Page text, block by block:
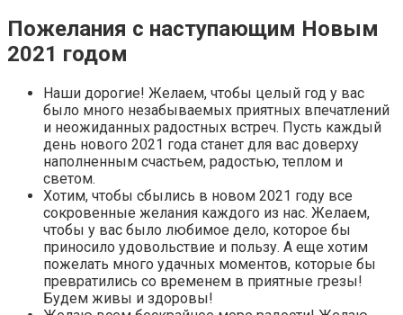
Пожелания с наступающим Новым
2021 годом
Наши дорогие! Желаем, чтобы целый год у вас
было много незабываемых приятных впечатлений
и неожиданных радостных встреч. Пусть каждый
день нового 2021 года станет для вас доверху
наполненным счастьем, радостью, теплом и
светом.
Хотим, чтобы сбылись в новом 2021 году все
сокровенные желания каждого из нас. Желаем,
чтобы у вас было любимое дело, которое бы
приносило удовольствие и пользу. А еще хотим
пожелать много удачных моментов, которые бы
превратились со временем в приятные грезы!
Будем живы и здоровы!